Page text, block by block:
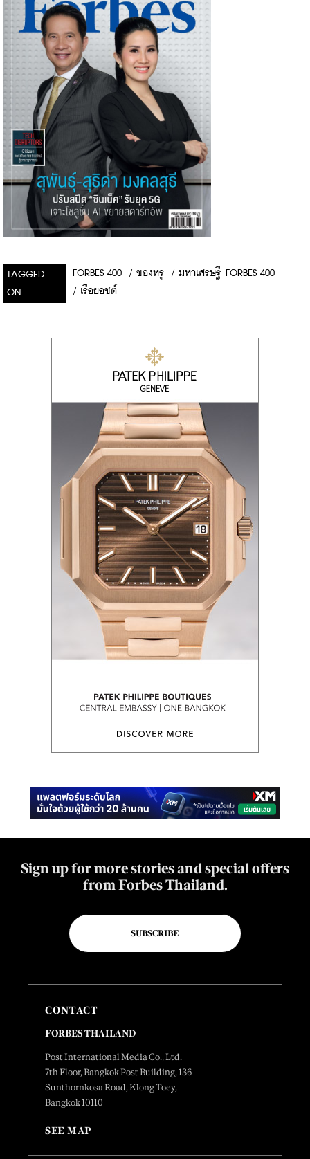
TAGGED
ON
FORBES 400 / ของหรู / มหาเศรษฐี FORBES 400
/ เรือยอชต์
Sign up for more stories and special offers
from Forbes Thailand.
SUBSCRIBE
CONTACT
FORBES THAILAND
Post International Media Co., Ltd.
7th Floor, Bangkok Post Building, 136
Sunthornkosa Road, Klong Toey,
Bangkok 10110
SEE MAP